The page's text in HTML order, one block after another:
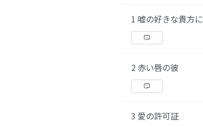
1 嘘の好きな貴方に
2 赤い唇の彼
3 愛の許可証